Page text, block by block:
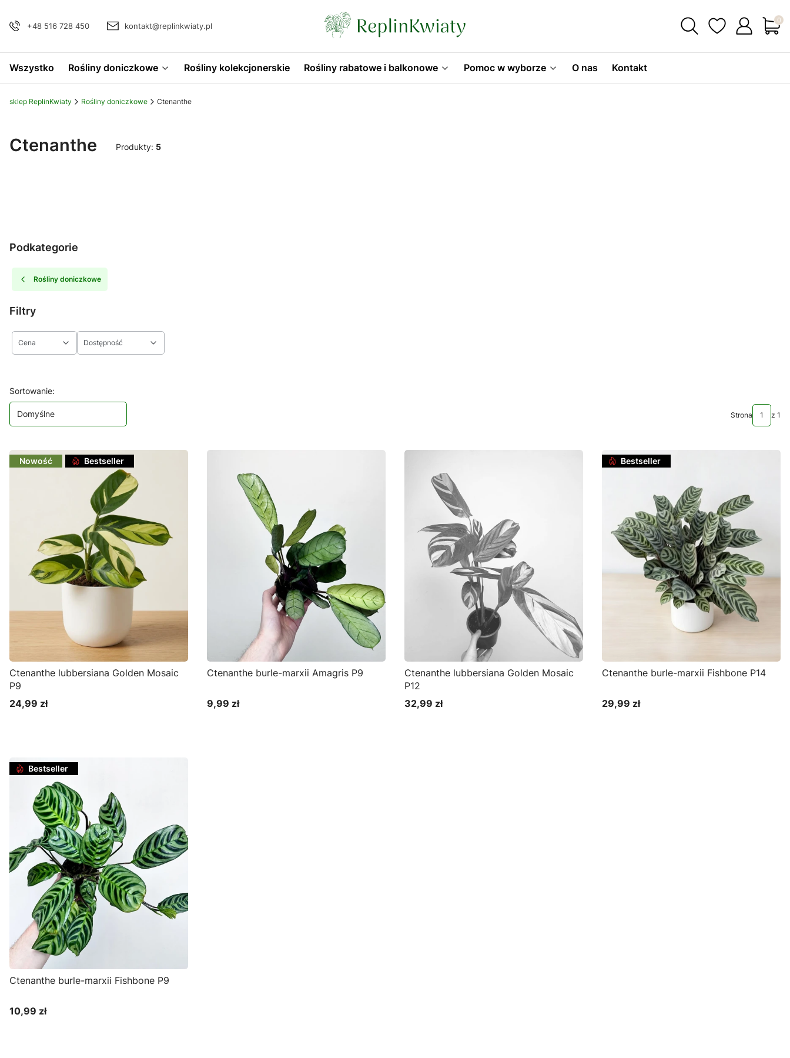
+48 516 728 450 kontakt@replinkwiaty.pl
Wszystko Rośliny doniczkowe Rośliny kolekcjonerskie Rośliny rabatowe i balkonowe Pomoc w wyborze O nas Kontakt
sklep ReplinKwiaty Rośliny doniczkowe Ctenanthe
Ctenanthe Produkty: 5
Podkategorie
Rośliny doniczkowe
Filtry
Cena Dostępność
Lista produktów
Sortowanie:
Domyślne Strona z 1
Nowość Bestseller
Ctenanthe lubbersiana Golden Mosaic
P9
Cena
24,99 zł
Ctenanthe burle-marxii Amagris P9
Cena
9,99 zł
Ctenanthe lubbersiana Golden Mosaic
P12
Cena
32,99 zł
Bestseller
Ctenanthe burle-marxii Fishbone P14
Cena
29,99 zł
Bestseller
Ctenanthe burle-marxii Fishbone P9
Cena
10,99 zł